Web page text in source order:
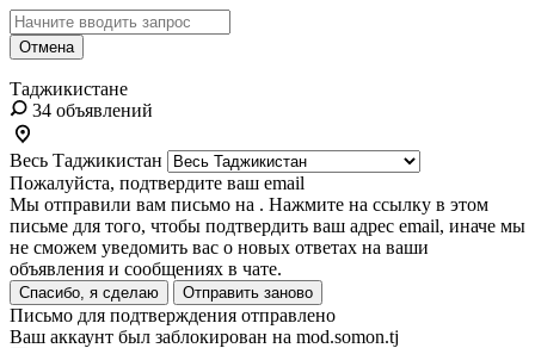
Отмена
Таджикистане
34 объявлений
Весь Таджикистан
Пожалуйста, подтвердите ваш email
Мы отправили вам письмо на . Нажмите на ссылку в этом
письме для того, чтобы подтвердить ваш адрес email, иначе мы
не сможем уведомить вас о новых ответах на ваши
объявления и сообщениях в чате.
Спасибо, я сделаю Отправить заново
Письмо для подтверждения отправлено
Ваш аккаунт был заблокирован на mod.somon.tj